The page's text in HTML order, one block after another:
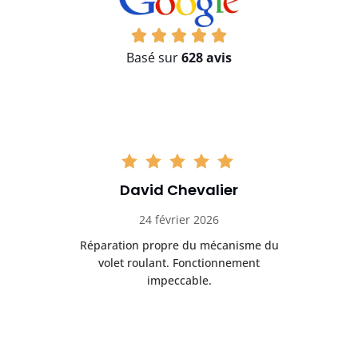
Basé sur628 avis
David Chevalier
24 février 2026
Réparation propre du mécanisme du
volet roulant. Fonctionnement
impeccable.